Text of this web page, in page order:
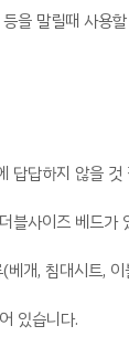
을 말릴때 사용
답답하지 않을 것
블사이즈 베드가
개, 침대시트,
있습니다.